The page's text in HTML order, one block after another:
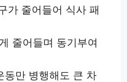
가 줄어들어 식사 패
줄어들며 동기부여
동만 병행해도 큰 차